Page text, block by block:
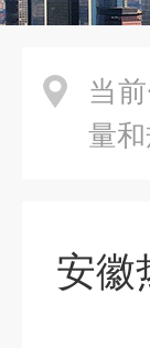
当
量
安徽